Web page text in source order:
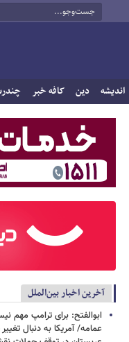
اندیشه دین کافه خبر
آخرین اخبار بین‌الملل
ابوالفتح: برای ترامپ مهم
عمامه/ آمریکا به دنبال